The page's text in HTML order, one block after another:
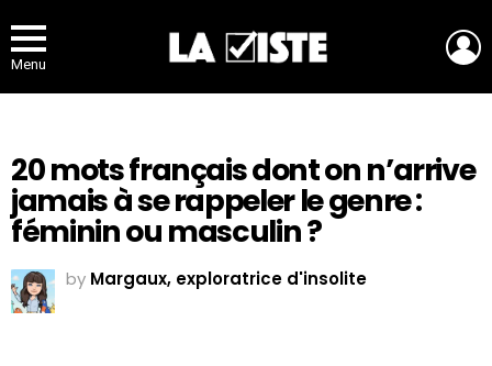
Menu
20 mots français dont on n’arrive
jamais à se rappeler le genre :
féminin ou masculin ?
by Margaux, exploratrice d'insolite